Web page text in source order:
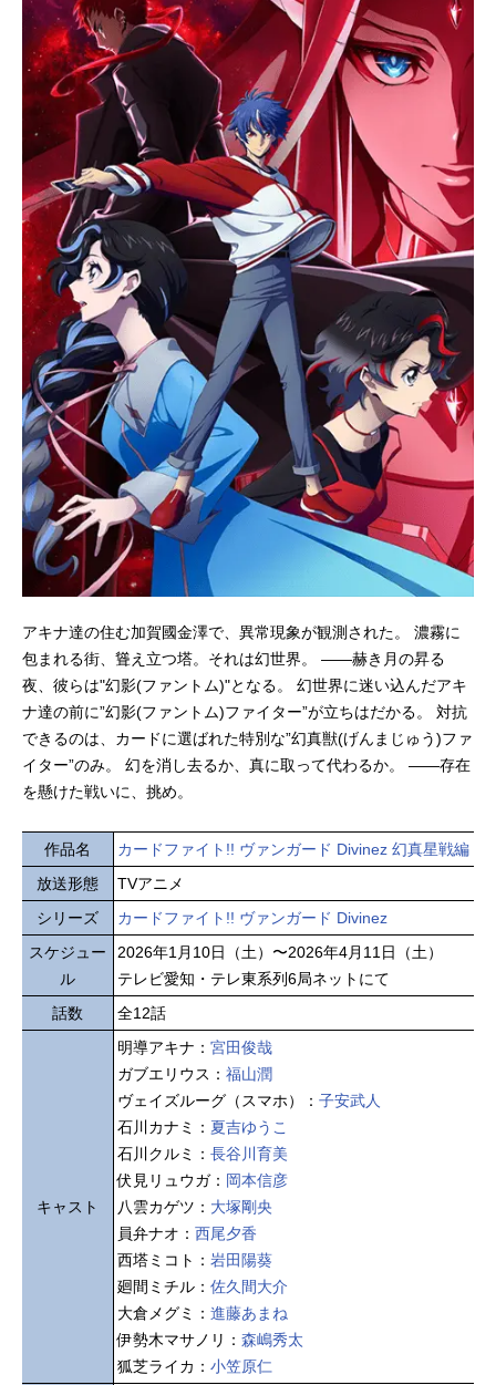
アキナ達の住む加賀國金澤で、異常現象が観測された。 濃霧に
包まれる街、聳え立つ塔。それは幻世界。 ――赫き月の昇る
夜、彼らは"幻影(ファントム)"となる。 幻世界に迷い込んだアキ
ナ達の前に”幻影(ファントム)ファイター”が立ちはだかる。 対抗
できるのは、カードに選ばれた特別な”幻真獣(げんまじゅう)ファ
イター”のみ。 幻を消し去るか、真に取って代わるか。 ――存在
を懸けた戦いに、挑め。
作品名
カードファイト!! ヴァンガード Divinez 幻真星戦編
放送形態
TVアニメ
シリーズ
カードファイト!! ヴァンガード Divinez
スケジュー
ル
2026年1月10日（土）〜2026年4月11日（土）
テレビ愛知・テレ東系列6局ネットにて
話数
全12話
キャスト
明導アキナ： 宮田俊哉
ガブエリウス： 福山潤
ヴェイズルーグ（スマホ）： 子安武人
石川カナミ： 夏吉ゆうこ
石川クルミ： 長谷川育美
伏見リュウガ： 岡本信彦
八雲カゲツ： 大塚剛央
員弁ナオ： 西尾夕香
西塔ミコト： 岩田陽葵
廻間ミチル： 佐久間大介
大倉メグミ： 進藤あまね
伊勢木マサノリ： 森嶋秀太
狐芝ライカ： 小笠原仁